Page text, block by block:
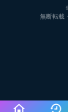
無断転載